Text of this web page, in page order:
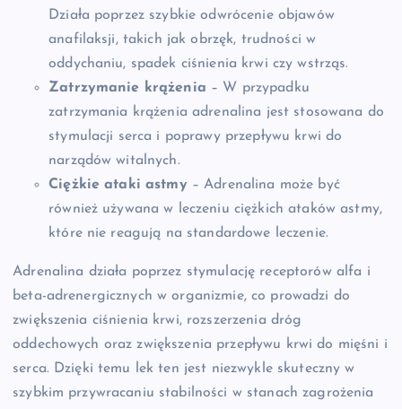
Działa poprzez szybkie odwrócenie objawów
anafilaksji, takich jak obrzęk, trudności w
oddychaniu, spadek ciśnienia krwi czy wstrząs.
Zatrzymanie krążenia – W przypadku
zatrzymania krążenia adrenalina jest stosowana do
stymulacji serca i poprawy przepływu krwi do
narządów witalnych.
Ciężkie ataki astmy– Adrenalina może być
również używana w leczeniu ciężkich ataków astmy,
które nie reagują na standardowe leczenie.
Adrenalina działa poprzez stymulację receptorów alfa i
beta-adrenergicznych w organizmie, co prowadzi do
zwiększenia ciśnienia krwi, rozszerzenia dróg
oddechowych oraz zwiększenia przepływu krwi do mięśni i
serca. Dzięki temu lek ten jest niezwykle skuteczny w
szybkim przywracaniu stabilności w stanach zagrożenia